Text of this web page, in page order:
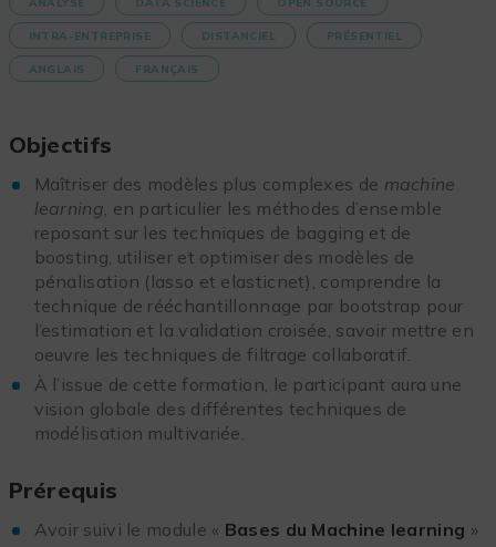
INTRA-ENTREPRISE DISTANCIEL PRÉSENTIEL
ANGLAIS FRANÇAIS
Objectifs
Maîtriser des modèles plus complexes de machine
learning, en particulier les méthodes d’ensemble
reposant sur les techniques de bagging et de
boosting, utiliser et optimiser des modèles de
pénalisation (lasso et elasticnet), comprendre la
technique de rééchantillonnage par bootstrap pour
l’estimation et la validation croisée, savoir mettre en
oeuvre les techniques de filtrage collaboratif.
À l’issue de cette formation, le participant aura une
vision globale des différentes techniques de
modélisation multivariée.
Prérequis
Avoir suivi le module « Bases du Machine learning »